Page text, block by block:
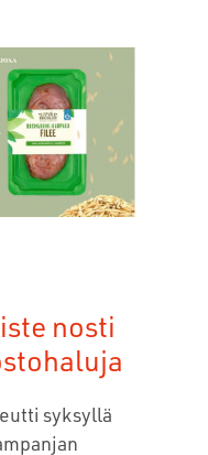
nosti
syksyllä